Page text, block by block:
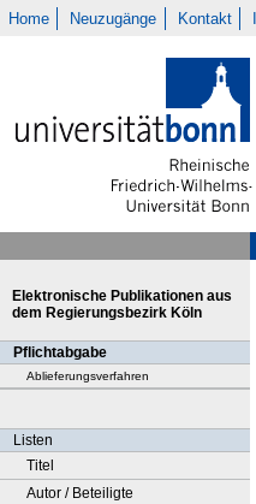
Home Neuzugänge Kontakt
Elektronische Publikationen aus
dem Regierungsbezirk Köln
Pflichtabgabe
Ablieferungsverfahren
Listen
Titel
Autor / Beteiligte